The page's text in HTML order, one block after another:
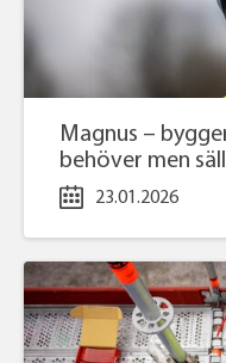
Magnus –
behöver men
23.01.2026